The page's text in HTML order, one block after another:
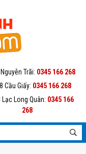
Trãi: 0345 166 268
Cầu Giấy: 0345 166 268
Lạc Long Quân: 0345 166
268